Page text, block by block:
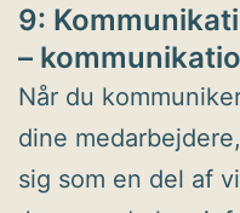
9:
–
Når du
dine
sig som en del af